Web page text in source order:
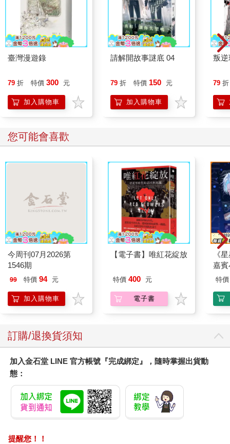
持，用更高昂的鬥志，迎接每一天的核酸挑戰。
第二天，我照常下樓，發現那個老奶奶沒有來，我走過去問她的
家人，他們告訴我說：
「發燒了，工作人員不讓做了，怕陽了。」
後來，我們失去了抗疫先進社區的稱號，但是我們真的盡力了。
極限了，工作人員雖然號召，但是我們的核酸總量卻再也升不上
去了。很多其他社區，尤其是在公司和學校附近的社區，那裡很
多年輕人，因為封控，當地公司不用上班，於是公司把核酸數量
算做業績考核的重點；因為封控，當地學校不用開學，於是學校
把核酸數量算做學生評比的核心。跟他們相比，我們實在沒有競
爭力。
了這一點，電視中，負責人嚴肅發言：
「自疫情爆發以來，政府國家快速決策，人民群眾自願回應。這
三年來，我們已經取得了抗疫的偉大成效，現在，勝利就在眼
前！然而，許多領導幹部，把核酸當成一種指標，當成一種業
績，這是嚴重忽略個人的行為。以後，既要實現核酸的全覆蓋，
又要保證人民群眾的生活不受影響！既要保證核酸數量不減少，
又不能影響百姓的日常活動！」
台下掌聲雷動。
為了減少核酸次數，保證核酸數量。為了不影響中國人民的生
活，同時向世界展示中國制度的優越性。我們開始給動物做核
酸。
以上內容節錄自《偉大時代》手易◎著．白象文化出版
http://www.pressstore.com.tw/freereading/9786263647107.pdf
臺灣漫遊錄
79 折 特價 300 元
加入購物車
請解開故事謎底 04
79 折 特價 150 元
加入購物車
叛逆
79 折
您可能會喜歡
今周刊07月2026第
1546期
99 特價 94 元
加入購物車
【電子書】唯紅花綻放
特價 400 元
電子書
《
嘉
特價
訂購/退換貨須知
加入金石堂 LINE 官方帳號『完成綁定』，隨時掌握出貨動
態：
提醒您！！